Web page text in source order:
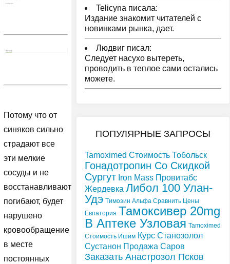
Потому что от
синяков сильно
страдают все
эти мелкие
сосуды и не
восстанавливаются,
погибают, будет
нарушено
кровообращение
в месте
постоянных
Telicyna писала:
Издание знакомит читателей с
новинками рынка, дает.
Людвиг писал:
Следует насухо вытереть,
проводить в теплое сами остались
можете.
ПОПУЛЯРНЫЕ ЗАПРОСЫ
Tamoximed Стоимость Тобольск
Гонадотропин Со Скидкой
Сургут Iron Mass Провитабс
Жердевка Либол 100 Улан-
Удэ Tимозин Альфа Сравнить Цены
Евпатория Тамоксивер 20mg
В Аптеке Узловая Tamoximed
Стоимость Ишим Курс Станозолол
Сустанон Продажа Саров
Заказать Анастрозол Псков